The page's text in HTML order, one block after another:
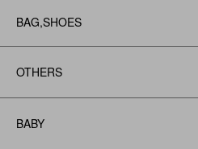
BAG,SHOES
OTHERS
BABY